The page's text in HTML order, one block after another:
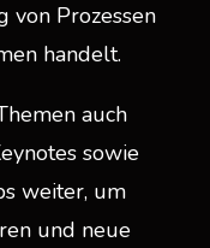
von Prozessen
handelt.
auch
sowie
weiter, um
und neue